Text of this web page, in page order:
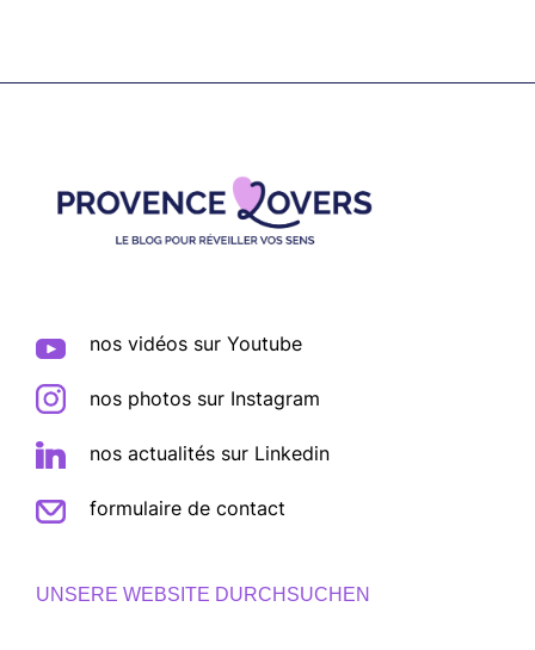
nos vidéos sur Youtube
nos photos sur Instagram
nos actualités sur Linkedin
formulaire de contact
UNSERE WEBSITE DURCHSUCHEN